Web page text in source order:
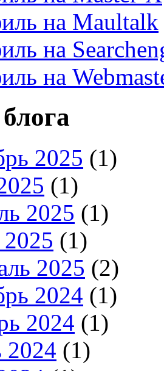
на Maultalk
на
на
2025 (1)
(1)
2025 (1)
(1)
2025 (2)
2024 (1)
2024 (1)
(1)